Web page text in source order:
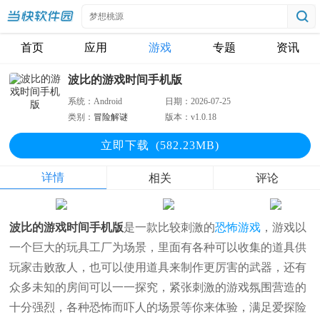
首页 应用 游戏 专题 资讯
波比的游戏时间手机版
系统：Android 日期：2026-07-25
类别： 冒险解谜 版本：v1.0.18
立即下载 (582.23MB)
详情 相关 评论
波比的游戏时间手机版是一款比较刺激的恐怖游戏 ，游戏以
一个巨大的玩具工厂为场景，里面有各种可以收集的道具供
玩家击败敌人，也可以使用道具来制作更厉害的武器，还有
众多未知的房间可以一一探究，紧张刺激的游戏氛围营造的
十分强烈，各种恐怖而吓人的场景等你来体验，满足爱探险